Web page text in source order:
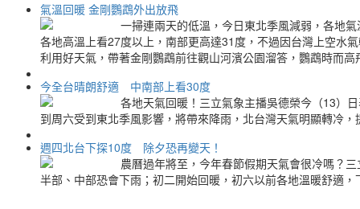
氣溫回暖 金剛鸚鵡外出放飛
一掃連兩天的低溫，今日東北季風減弱，各地
各地高溫上看27度以上，南部更高達31度，不過因台灣上空水
利用好天氣，帶著金剛鸚鵡前往觀山河濱公園溜答，鸚鵡時而
今全台晴朗舒適 中南部上看30度
各地天氣回暖！三立氣象主播吳德榮今（13）
到周六受到東北季風影響，將帶來降雨，北台灣天氣明顯轉冷
週四北台下探10度 除夕恐再變天！
農曆過年將至，今年春節假期天氣會很冷嗎？
半部、中部恐會下雨；初二開始回暖，初六以前各地溫暖舒適